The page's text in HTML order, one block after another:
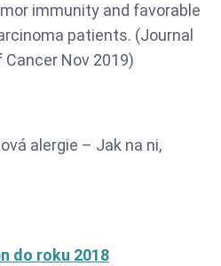
immunity and favorable
patients. (Journal
Nov 2019)
alergie – Jak na ni,
do roku 2018